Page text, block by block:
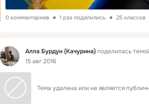
0 комментариев 1 раз поделились 25 классов
Фид Алла Бурдун (Качурина)поделилась
15 авг 2016
Тема удалена или не является